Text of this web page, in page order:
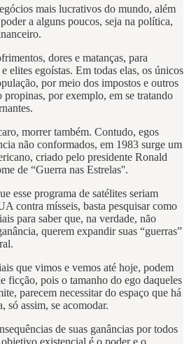
mais lucrativos do mundo, além
a alguns poucos, seja na política,
dores e matanças, para
elites egoístas. Em todas elas, os únicos
por meio dos impostos e outros
propinas, por exemplo, em se tratando
morrer também. Contudo, egos
não conformados, em 1983 surge um
criado pelo presidente Ronald
de “Guerra nas Estrelas''.
esse programa de satélites seriam
contra mísseis, basta pesquisar como
para saber que, na verdade, não
querem expandir suas “guerras”
que vimos e vemos até hoje, podem
ficção, pois o tamanho do ego daqueles
parecem necessitar do espaço que há
só assim, se acomodar.
de suas ganâncias por todos